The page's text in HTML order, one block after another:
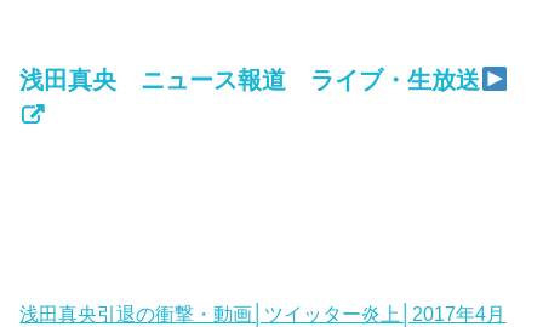
浅田真央 ニュース報道 ライブ・生放送
浅田真央引退の衝撃・動画│ツイッター炎上│2017年4月